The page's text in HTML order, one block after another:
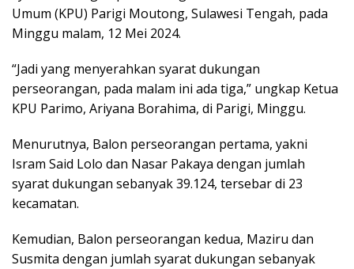
Umum (KPU) Parigi Moutong, Sulawesi Tengah, pada
Minggu malam, 12 Mei 2024.
“Jadi yang menyerahkan syarat dukungan
perseorangan, pada malam ini ada tiga,” ungkap Ketua
KPU Parimo, Ariyana Borahima, di Parigi, Minggu.
Menurutnya, Balon perseorangan pertama, yakni
Isram Said Lolo dan Nasar Pakaya dengan jumlah
syarat dukungan sebanyak 39.124, tersebar di 23
kecamatan.
Kemudian, Balon perseorangan kedua, Maziru dan
Susmita dengan jumlah syarat dukungan sebanyak